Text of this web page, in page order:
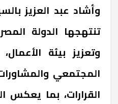
وأشاد عبد العزيز
تنتهجها الدولة
وتعزيز بيئة
المجتمعي
القرارات، بما يعكس